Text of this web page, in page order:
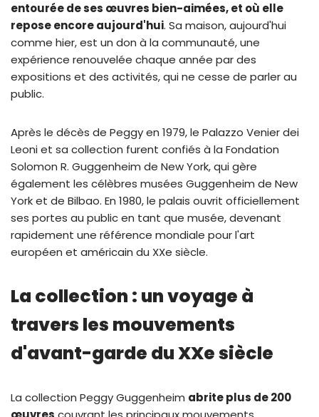
entourée de ses œuvres bien-aimées, et où elle
repose encore aujourd'hui. Sa maison, aujourd'hui
comme hier, est un don à la communauté, une
expérience renouvelée chaque année par des
expositions et des activités, qui ne cesse de parler au
public.
Après le décès de Peggy en 1979, le Palazzo Venier dei
Leoni et sa collection furent confiés à la Fondation
Solomon R. Guggenheim de New York, qui gère
également les célèbres musées Guggenheim de New
York et de Bilbao. En 1980, le palais ouvrit officiellement
ses portes au public en tant que musée, devenant
rapidement une référence mondiale pour l'art
européen et américain du XXe siècle.
La collection : un voyage à
travers les mouvements
d'avant-garde du XXe siècle
La collection Peggy Guggenheim abrite plus de 200